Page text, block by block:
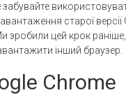
забувайте
старої
зробили цей крок
інший браузер.
Chrome